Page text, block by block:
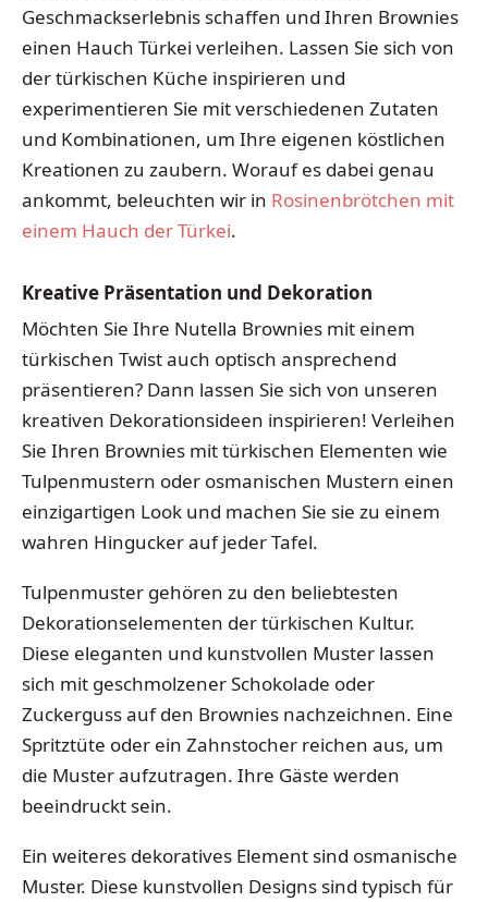
Geschmackserlebnis schaffen und Ihren Brownies
einen Hauch Türkei verleihen. Lassen Sie sich von
der türkischen Küche inspirieren und
experimentieren Sie mit verschiedenen Zutaten
und Kombinationen, um Ihre eigenen köstlichen
Kreationen zu zaubern. Worauf es dabei genau
ankommt, beleuchten wir in Rosinenbrötchen mit
einem Hauch der Türkei.
Kreative Präsentation und Dekoration
Möchten Sie Ihre Nutella Brownies mit einem
türkischen Twist auch optisch ansprechend
präsentieren? Dann lassen Sie sich von unseren
kreativen Dekorationsideen inspirieren! Verleihen
Sie Ihren Brownies mit türkischen Elementen wie
Tulpenmustern oder osmanischen Mustern einen
einzigartigen Look und machen Sie sie zu einem
wahren Hingucker auf jeder Tafel.
Tulpenmuster gehören zu den beliebtesten
Dekorationselementen der türkischen Kultur.
Diese eleganten und kunstvollen Muster lassen
sich mit geschmolzener Schokolade oder
Zuckerguss auf den Brownies nachzeichnen. Eine
Spritztüte oder ein Zahnstocher reichen aus, um
die Muster aufzutragen. Ihre Gäste werden
beeindruckt sein.
Ein weiteres dekoratives Element sind osmanische
Muster. Diese kunstvollen Designs sind typisch für